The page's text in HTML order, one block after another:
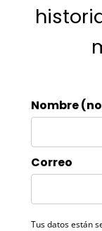
Nombre
Correo
Tus datos están